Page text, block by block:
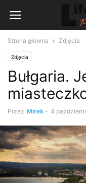
Strona główna Zdjęcia
Zdjęcia
Bułgaria.
Przez Mirek - 4